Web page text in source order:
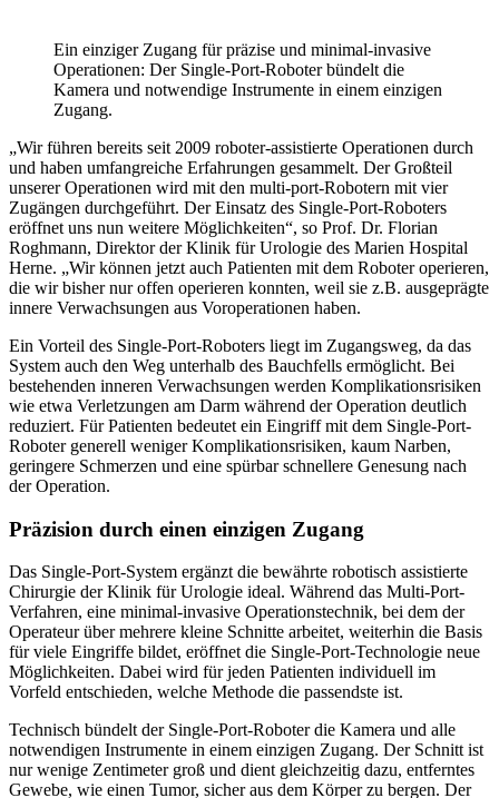
Ein einziger Zugang für präzise und minimal-invasive
Operationen: Der Single-Port-Roboter bündelt die
Kamera und notwendige Instrumente in einem einzigen
Zugang.
„Wir führen bereits seit 2009 roboter-assistierte Operationen durch
und haben umfangreiche Erfahrungen gesammelt. Der Großteil
unserer Operationen wird mit den multi-port-Robotern mit vier
Zugängen durchgeführt. Der Einsatz des Single-Port-Roboters
eröffnet uns nun weitere Möglichkeiten“, so Prof. Dr. Florian
Roghmann, Direktor der Klinik für Urologie des Marien Hospital
Herne. „Wir können jetzt auch Patienten mit dem Roboter operieren,
die wir bisher nur offen operieren konnten, weil sie z.B. ausgeprägte
innere Verwachsungen aus Voroperationen haben.
Ein Vorteil des Single-Port-Roboters liegt im Zugangsweg, da das
System auch den Weg unterhalb des Bauchfells ermöglicht. Bei
bestehenden inneren Verwachsungen werden Komplikationsrisiken
wie etwa Verletzungen am Darm während der Operation deutlich
reduziert. Für Patienten bedeutet ein Eingriff mit dem Single-Port-
Roboter generell weniger Komplikationsrisiken, kaum Narben,
geringere Schmerzen und eine spürbar schnellere Genesung nach
der Operation.
Präzision durch einen einzigen Zugang
Das Single-Port-System ergänzt die bewährte robotisch assistierte
Chirurgie der Klinik für Urologie ideal. Während das Multi-Port-
Verfahren, eine minimal-invasive Operationstechnik, bei dem der
Operateur über mehrere kleine Schnitte arbeitet, weiterhin die Basis
für viele Eingriffe bildet, eröffnet die Single-Port-Technologie neue
Möglichkeiten. Dabei wird für jeden Patienten individuell im
Vorfeld entschieden, welche Methode die passendste ist.
Technisch bündelt der Single-Port-Roboter die Kamera und alle
notwendigen Instrumente in einem einzigen Zugang. Der Schnitt ist
nur wenige Zentimeter groß und dient gleichzeitig dazu, entferntes
Gewebe, wie einen Tumor, sicher aus dem Körper zu bergen. Der